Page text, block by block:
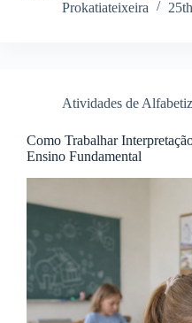
Prokatiateixeira
Atividades de
Como Trabalhar
Ensino Fundamental